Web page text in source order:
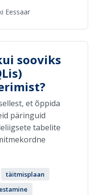
Eessaar
sooviks
et õppida
päringuid
tabelite
täitmisplaan